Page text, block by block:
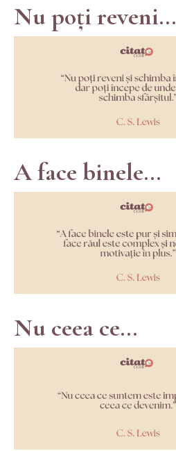
Nu poți reveni...
A face binele...
Nu ceea ce...